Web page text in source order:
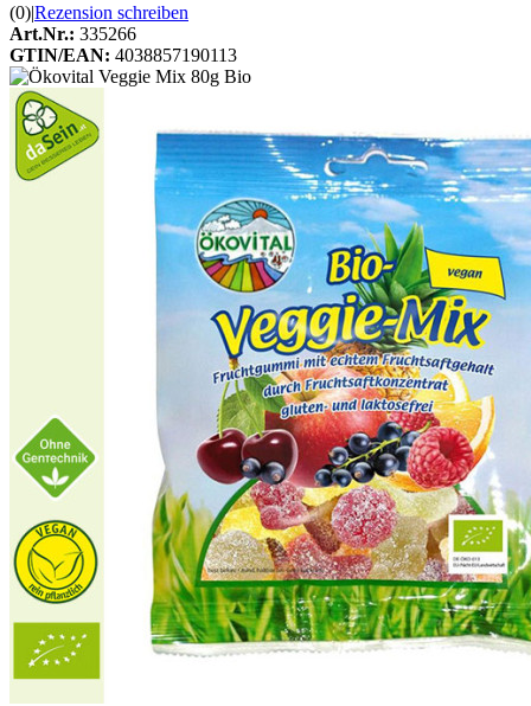
(0)|Rezension schreiben
Art.Nr.: 335266
GTIN/EAN: 4038857190113